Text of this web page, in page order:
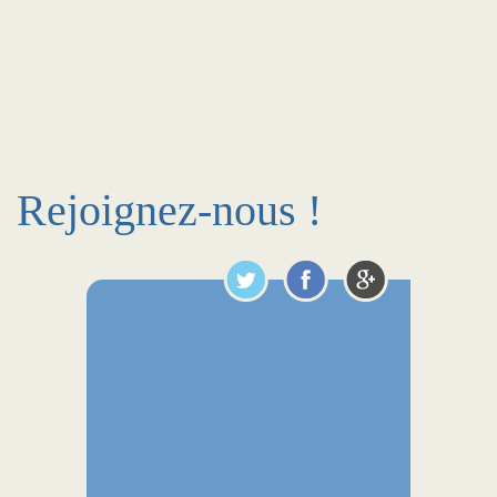
Rejoignez-nous !